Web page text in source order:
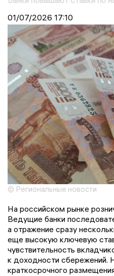
01/07/2026 17:10
© Региональные новости
На российском рынке
Ведущие банки
а отражение сразу
еще высокую ключевую
чувствительность
к доходности сбережений.
краткосрочного